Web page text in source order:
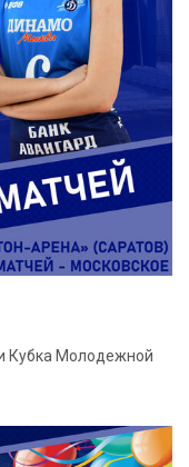
Кубка Молодежной